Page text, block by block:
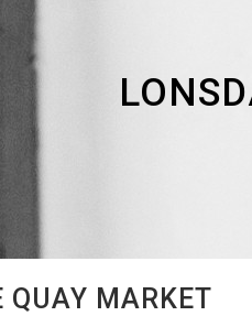
QUAY MARKET